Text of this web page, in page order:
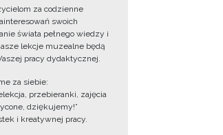
za codzienne
swoich
świata pełnego wiedzy i
lekcje muzealne będą
pracy dydaktycznej.
za siebie:
przebieranki, zajęcia
dziękujemy!”
i kreatywnej pracy.